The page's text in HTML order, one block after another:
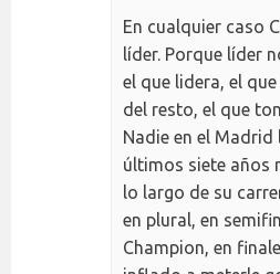
En cualquier caso
líder. Porque líder
el que lidera, el
del resto, el que
Nadie en el Madrid
últimos siete años
lo largo de su
en plural, en
Champion, en